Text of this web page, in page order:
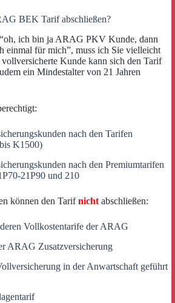
BEK Tarif abschließen?
ich bin ja ARAG PKV Kunde, dann
einmal für mich”, muss ich Sie vielleicht
Kunde kann sich den Tarif
ein Mindestalter von 21 Jahren
nach den Tarifen
K1500)
nach den Premiumtarifen
21P90 und 210
können den Tarifnicht abschließen:
Vollkostentarife der ARAG
ARAG Zusatzversicherung
in der Anwartschaft geführt